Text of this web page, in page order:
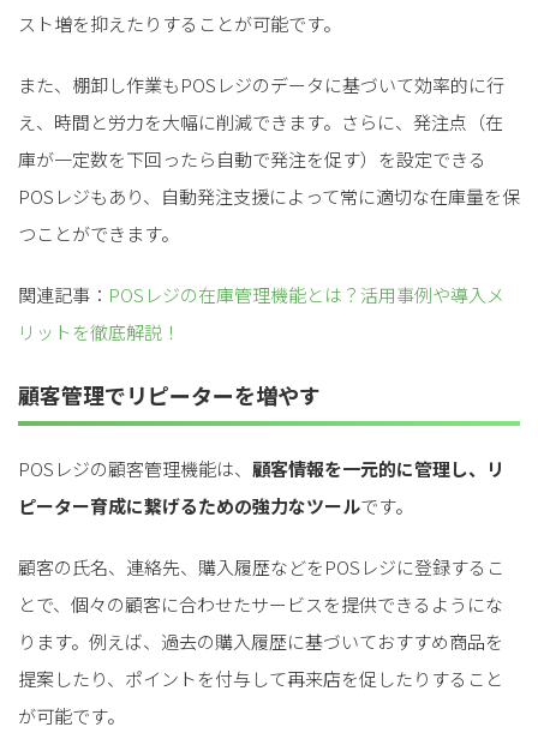
スト増を抑えたりすることが可能です。
また、棚卸し作業もPOSレジのデータに基づいて効率的に行
え、時間と労力を大幅に削減できます。さらに、発注点（在
庫が一定数を下回ったら自動で発注を促す）を設定できる
POSレジもあり、自動発注支援によって常に適切な在庫量を保
つことができます。
関連記事： POSレジの在庫管理機能とは？活用事例や導入メ
リットを徹底解説！
顧客管理でリピーターを増やす
POSレジの顧客管理機能は、 顧客情報を一元的に管理し、リ
ピーター育成に繋げるための強力なツールです。
顧客の氏名、連絡先、購入履歴などをPOSレジに登録するこ
とで、個々の顧客に合わせたサービスを提供できるようにな
ります。例えば、過去の購入履歴に基づいておすすめ商品を
提案したり、ポイントを付与して再来店を促したりすること
が可能です。